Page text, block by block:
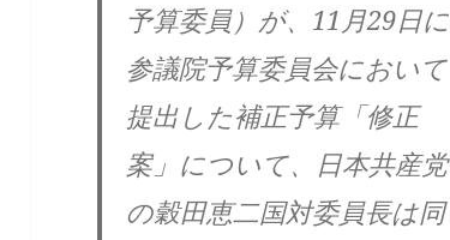
予算委員）が、11月29日に
参議院予算委員会において
提出した補正予算「修正
案」について、日本共産党
の穀田恵二国対委員長は同